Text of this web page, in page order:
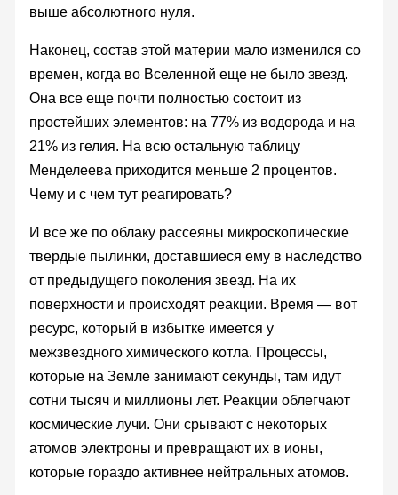
выше абсолютного нуля.
Наконец, состав этой материи мало изменился со
времен, когда во Вселенной еще не было звезд.
Она все еще почти полностью состоит из
простейших элементов: на 77% из водорода и на
21% из гелия. На всю остальную таблицу
Менделеева приходится меньше 2 процентов.
Чему и с чем тут реагировать?
И все же по облаку рассеяны микроскопические
твердые пылинки, доставшиеся ему в наследство
от предыдущего поколения звезд. На их
поверхности и происходят реакции. Время — вот
ресурс, который в избытке имеется у
межзвездного химического котла. Процессы,
которые на Земле занимают секунды, там идут
сотни тысяч и миллионы лет. Реакции облегчают
космические лучи. Они срывают с некоторых
атомов электроны и превращают их в ионы,
которые гораздо активнее нейтральных атомов.